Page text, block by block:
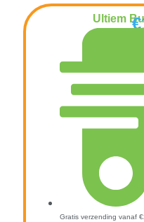
Ultiem €
Gratis verzending vanaf